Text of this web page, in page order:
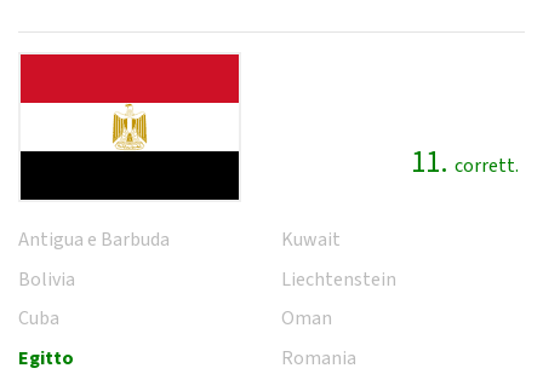
11. corrett.
Antigua e Barbuda
Bolivia
Cuba
Egitto
Kuwait
Liechtenstein
Oman
Romania